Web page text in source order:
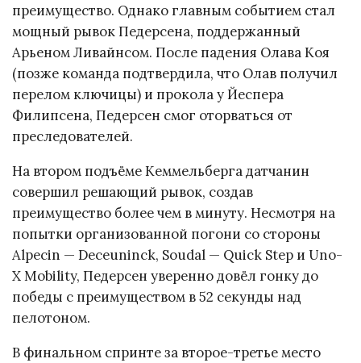
преимущество. Однако главным событием стал
мощный рывок Педерсена, поддержанный
Арьеном Ливайнсом. После падения Олава Коя
(позже команда подтвердила, что Олав получил
перелом ключицы) и прокола у Йеспера
Филипсена, Педерсен смог оторваться от
преследователей.
На втором подъёме Кеммельберга датчанин
совершил решающий рывок, создав
преимущество более чем в минуту. Несмотря на
попытки организованной погони со стороны
Alpecin — Deceuninck, Soudal — Quick Step и Uno-
X Mobility, Педерсен уверенно довёл гонку до
победы с преимуществом в 52 секунды над
пелотоном.
В финальном спринте за второе-третье место